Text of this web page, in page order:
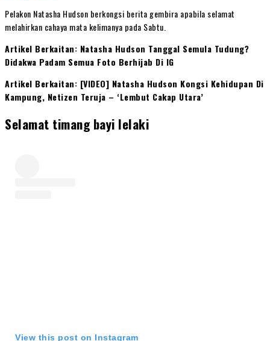
Pelakon Natasha Hudson berkongsi berita gembira apabila selamat
melahirkan cahaya mata kelimanya pada Sabtu.
Artikel Berkaitan: Natasha Hudson Tanggal Semula Tudung?
Didakwa Padam Semua Foto Berhijab Di IG
Artikel Berkaitan: [VIDEO] Natasha Hudson Kongsi Kehidupan Di
Kampung, Netizen Teruja – ‘Lembut Cakap Utara’
Selamat timang bayi lelaki
View this post on Instagram